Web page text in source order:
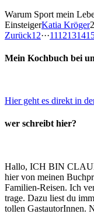
Warum Sport mein
EinsteigerKatia Kröger
Zurück1 2···11121314
Mein Kochbuch bei
Hier geht es direkt in
wer schreibt hier?
Hallo, ICH BIN
hier von meinen
Familien-Reisen. Ich
trage. Dazu liest du
tollen GastautorInnen.